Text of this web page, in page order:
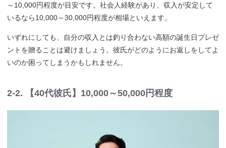
～10,000円程度が目安です。社会人経験があり、収入が安定して
いるなら10,000～30,000円程度が相場といえます。
いずれにしても、自分の収入とは釣り合わない高額の誕生日プレゼ
ントを贈ることは避けましょう。彼氏がどのようにお返しをしてよ
いのか困ってしまうかもしれません。
2-2. 【40代彼氏】10,000～50,000円程度